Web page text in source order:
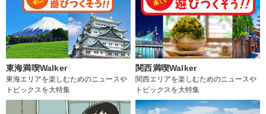
東海満喫Walker
東海エリアを楽しむためのニュースや
トピックスを大特集
関西満喫Walker
関西エリアを楽しむためのニュースや
トピックスを大特集